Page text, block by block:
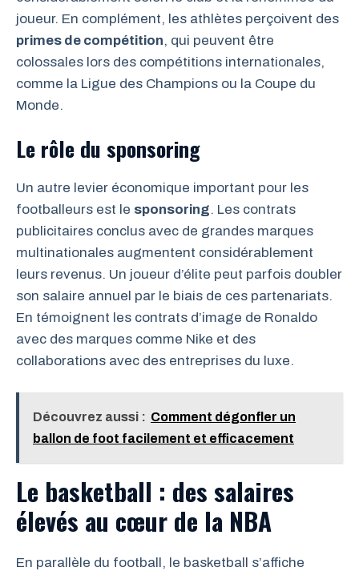
joueur. En complément, les athlètes perçoivent des
primes de compétition, qui peuvent être
colossales lors des compétitions internationales,
comme la Ligue des Champions ou la Coupe du
Monde.
Le rôle du sponsoring
Un autre levier économique important pour les
footballeurs est le sponsoring. Les contrats
publicitaires conclus avec de grandes marques
multinationales augmentent considérablement
leurs revenus. Un joueur d’élite peut parfois doubler
son salaire annuel par le biais de ces partenariats.
En témoignent les contrats d’image de Ronaldo
avec des marques comme Nike et des
collaborations avec des entreprises du luxe.
Découvrez aussi : Comment dégonfler un
ballon de foot facilement et efficacement
Le basketball : des salaires
élevés au cœur de la NBA
En parallèle du football, le basketball s’affiche